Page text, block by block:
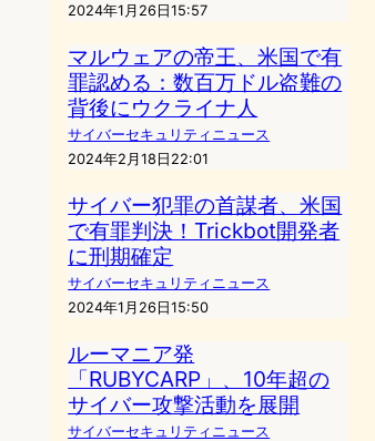
2024年1月26日15:57
マルウェアの帝王、米国で有
罪認める：数百万ドル盗難の
背後にウクライナ人
サイバーセキュリティニュース
2024年2月18日22:01
サイバー犯罪の首謀者、米国
で有罪判決！Trickbot開発者
に刑期確定
サイバーセキュリティニュース
2024年1月26日15:50
ルーマニア発
「RUBYCARP」、10年超の
サイバー攻撃活動を展開
サイバーセキュリティニュース